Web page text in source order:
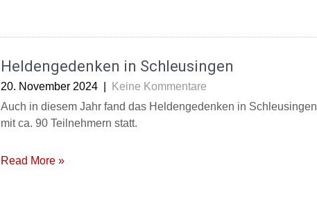
Heldengedenken in Schleusingen
20. November 2024
Keine Kommentare
Auch in diesem Jahr fand das Heldengedenken in Schleusingen
mit ca. 90 Teilnehmern statt.
Read More »